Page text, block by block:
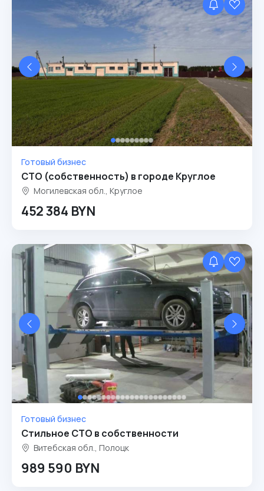
Готовый бизнес
СТО (собственность) в городе Круглое
Могилевская обл., Круглое
452 384 BYN
Готовый бизнес
Стильное СТО в собственности
Витебская обл., Полоцк
989 590 BYN